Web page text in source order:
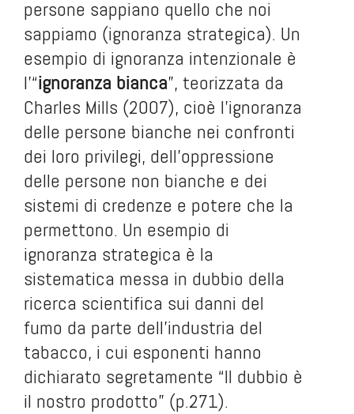
persone sappiano quello che noi
sappiamo (ignoranza strategica). Un
esempio di ignoranza intenzionale è
l’“ignoranza bianca”, teorizzata da
Charles Mills (2007), cioè l’ignoranza
delle persone bianche nei confronti
dei loro privilegi, dell’oppressione
delle persone non bianche e dei
sistemi di credenze e potere che la
permettono. Un esempio di
ignoranza strategica è la
sistematica messa in dubbio della
ricerca scientifica sui danni del
fumo da parte dell’industria del
tabacco, i cui esponenti hanno
dichiarato segretamente “Il dubbio è
il nostro prodotto” (p.271).